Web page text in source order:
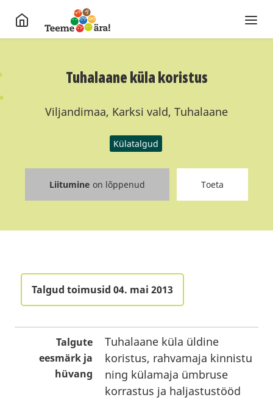
Tuhalaane küla koristus
Viljandimaa, Karksi vald, Tuhalaane
Külatalgud
Liitumine on lõppenud Toeta
Talgud toimusid 04. mai 2013
Talgute
eesmärk ja
hüvang
Tuhalaane küla üldine
koristus, rahvamaja kinnistu
ning külamaja ümbruse
korrastus ja haljastustööd